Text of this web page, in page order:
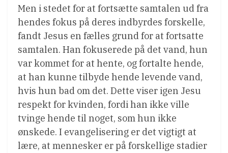
Men i stedet for at fortsætte samtalen ud fra
hendes fokus på deres indbyrdes forskelle,
fandt Jesus en fælles grund for at fortsatte
samtalen. Han fokuserede på det vand, hun
var kommet for at hente, og fortalte hende,
at han kunne tilbyde hende levende vand,
hvis hun bad om det. Dette viser igen Jesu
respekt for kvinden, fordi han ikke ville
tvinge hende til noget, som hun ikke
ønskede. I evangelisering er det vigtigt at
lære, at mennesker er på forskellige stadier